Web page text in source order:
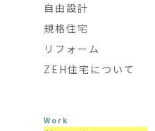
自由設計
規格住宅
リフォーム
ZEH住宅について
Work